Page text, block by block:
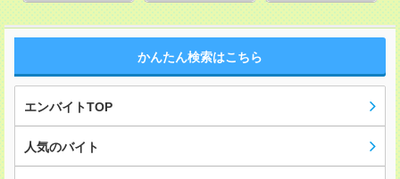
かんたん検索はこちら
エンバイトTOP
人気のバイト